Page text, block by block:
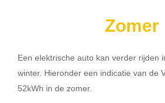
Zomer
Een elektrische auto kan verder rijden
winter. Hieronder een indicatie van de
52kWh in de zomer.